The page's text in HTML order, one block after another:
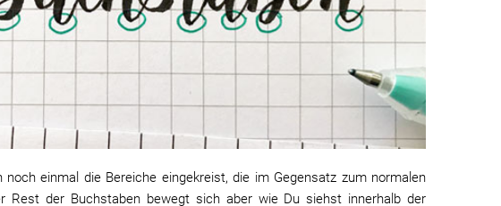
einmal die Bereiche eingekreist, die im Gegensatz zum normalen
Rest der Buchstaben bewegt sich aber wie Du siehst innerhalb der